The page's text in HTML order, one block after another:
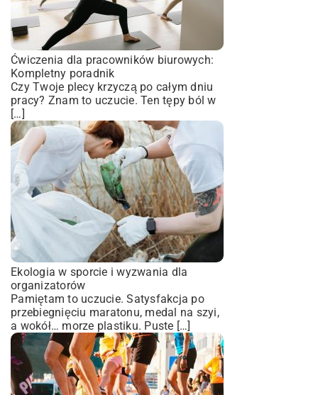
Ćwiczenia dla pracowników biurowych:
Kompletny poradnik
Czy Twoje plecy krzyczą po całym dniu
pracy? Znam to uczucie. Ten tępy ból w
[…]
Ekologia w sporcie i wyzwania dla
organizatorów
Pamiętam to uczucie. Satysfakcja po
przebiegnięciu maratonu, medal na szyi,
a wokół… morze plastiku. Puste […]